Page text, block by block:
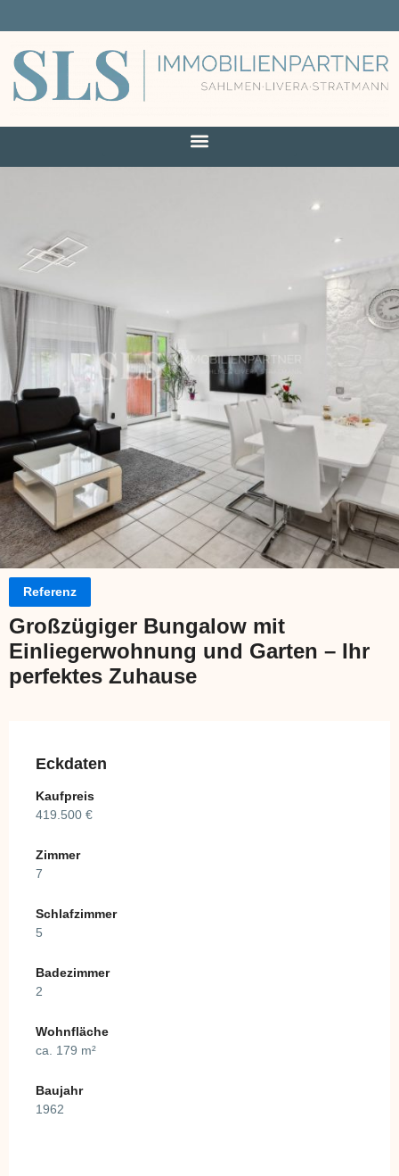
Referenz
Großzügiger Bungalow mit
Einliegerwohnung und Garten – Ihr
perfektes Zuhause
Eckdaten
Kaufpreis
419.500 €
Zimmer
7
Schlafzimmer
5
Badezimmer
2
Wohnfläche
ca. 179 m²
Baujahr
1962